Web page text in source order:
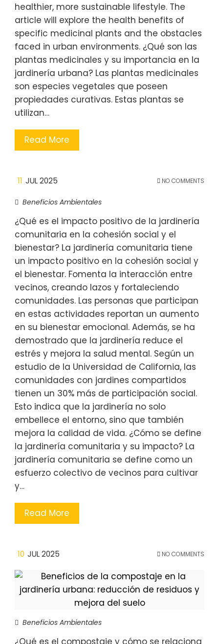
healthier, more sustainable lifestyle. The
article will explore the health benefits of
specific medicinal plants and the obstacles
faced in urban environments. ¿Qué son las
plantas medicinales y su importancia en la
jardinería urbana? Las plantas medicinales
son especies vegetales que poseen
propiedades curativas. Estas plantas se
utilizan…
Read More
11 JUL 2025 NO COMMENTS
Beneficios Ambientales
¿Qué es el impacto positivo de la jardinería
comunitaria en la cohesión social y el
bienestar? La jardinería comunitaria tiene
un impacto positivo en la cohesión social y
el bienestar. Fomenta la interacción entre
vecinos, creando lazos y fortaleciendo
comunidades. Las personas que participan
en estas actividades reportan un aumento
en su bienestar emocional. Además, se ha
demostrado que la jardinería reduce el
estrés y mejora la salud mental. Según un
estudio de la Universidad de California, las
comunidades con jardines compartidos
tienen un 30% más de participación social.
Esto indica que la jardinería no solo
embellece el entorno, sino que también
mejora la calidad de vida. ¿Cómo se define
la jardinería comunitaria y su impacto? La
jardinería comunitaria se define como un
esfuerzo colectivo de vecinos para cultivar
y…
Read More
10 JUL 2025 NO COMMENTS
Beneficios Ambientales
¿Qué es el compostaje y cómo se relaciona